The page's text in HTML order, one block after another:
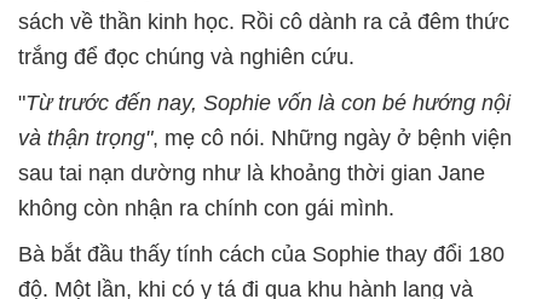
sách về thần kinh học. Rồi cô dành ra cả đêm thức
trắng để đọc chúng và nghiên cứu.
"Từ trước đến nay, Sophie vốn là con bé hướng nội
và thận trọng", mẹ cô nói. Những ngày ở bệnh viện
sau tai nạn dường như là khoảng thời gian Jane
không còn nhận ra chính con gái mình.
Bà bắt đầu thấy tính cách của Sophie thay đổi 180
độ. Một lần, khi có y tá đi qua khu hành lang và